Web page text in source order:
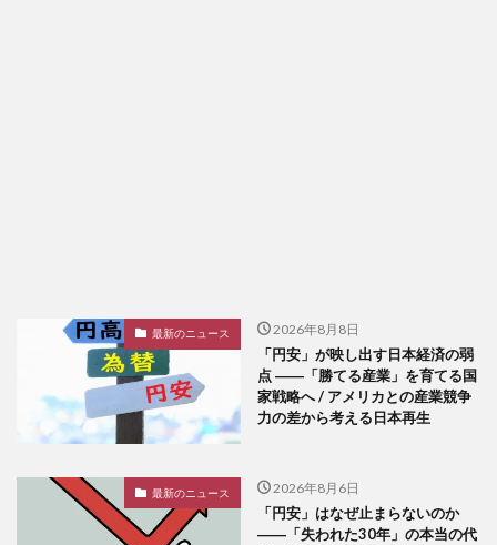
最新のニュース 2026年8月8日
「円安」が映し出す日本経済の弱
点 ――「勝てる産業」を育てる国
家戦略へ / アメリカとの産業競争
力の差から考える日本再生
最新のニュース 2026年8月6日
「円安」はなぜ止まらないのか
――「失われた30年」の本当の代